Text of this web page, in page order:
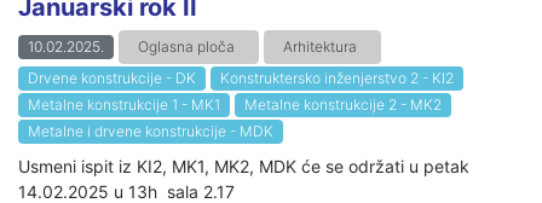
Januarski rok II
10.02.2025. Oglasna ploča
Arhitektura
Drvene konstrukcije - DK
Konstruktersko inženjerstvo 2 - KI2
Metalne konstrukcije 1 - MK1
Metalne konstrukcije 2 - MK2
Metalne i drvene konstrukcije - MDK
Usmeni ispit iz KI2, MK1, MK2, MDK će se održati u petak
14.02.2025 u 13h sala 2.17